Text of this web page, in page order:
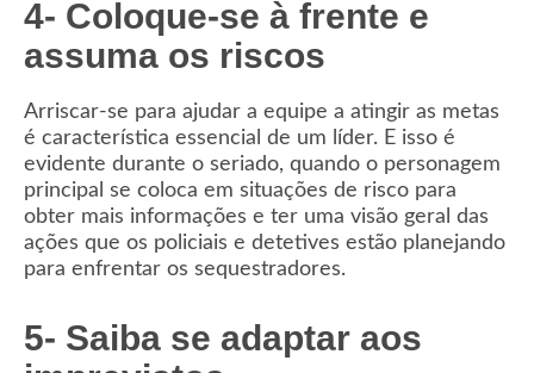
4- Coloque-se à frente e
assuma os riscos
Arriscar-se para ajudar a equipe a atingir as metas
é característica essencial de um líder. E isso é
evidente durante o seriado, quando o personagem
principal se coloca em situações de risco para
obter mais informações e ter uma visão geral das
ações que os policiais e detetives estão planejando
para enfrentar os sequestradores.
5- Saiba se adaptar aos